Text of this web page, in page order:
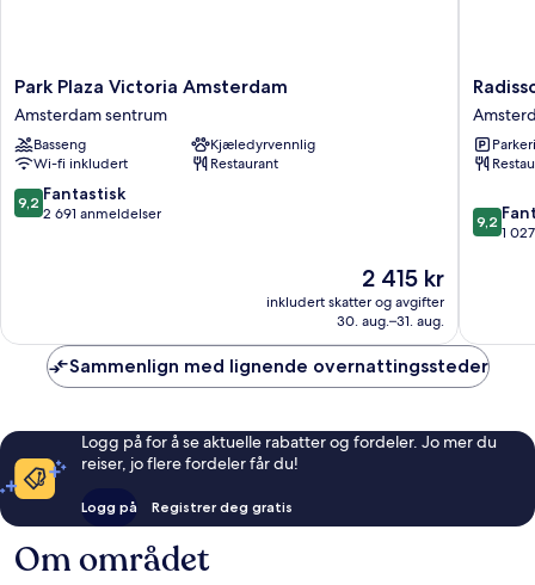
Park
Plaza
Victoria
Amsterdam
Amsterdam
sentrum
Park Plaza Victoria Amsterdam
Amsterdam sentrum
Basseng
Kjæledyrvennlig
Wi-fi inkludert
Restaurant
9.2
av
9,2 Fantastisk
2 691 anmeldelser
Prisen
er
2 415 kr
2 415 kr
inkludert skatter og avgifter
30. aug.–31. aug.
Blu
Hotel,
City
sentrum
9.2
av
9,2
1
Sammenlign med lignende overnattingssteder
Logg på for å se aktuelle rabatter og fordeler. Jo mer du
reiser, jo flere fordeler får du!
Logg på Registrer deg gratis
Om området